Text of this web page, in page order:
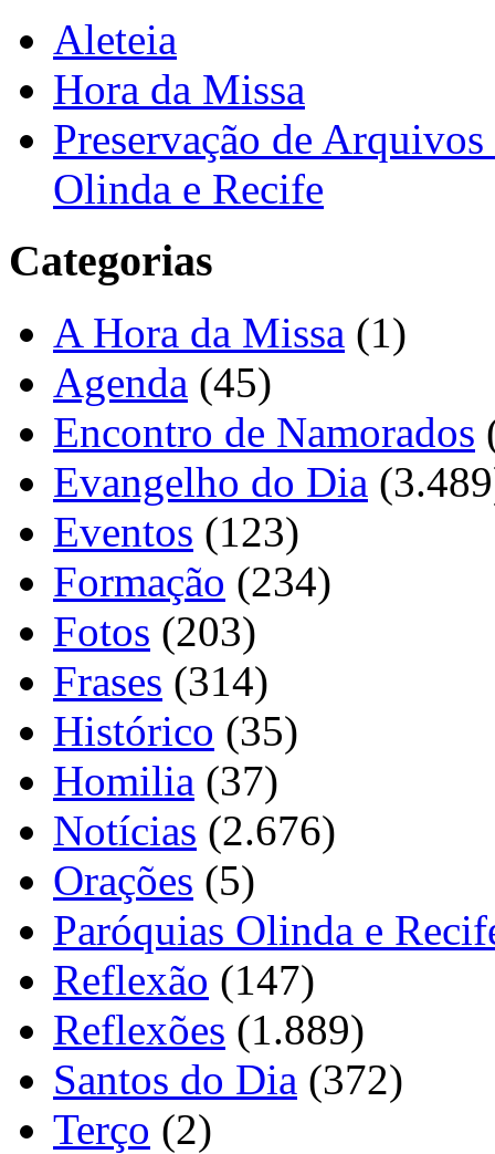
Aleteia
Hora da Missa
Preservação de
Olinda e Recife
Categorias
A Hora da Missa (1)
Agenda (45)
Encontro de Namorados
Evangelho do Dia
Eventos (123)
Formação (234)
Fotos (203)
Frases (314)
Histórico (35)
Homilia (37)
Notícias (2.676)
Orações (5)
Paróquias Olinda e
Reflexão (147)
Reflexões (1.889)
Santos do Dia (372)
Terço (2)